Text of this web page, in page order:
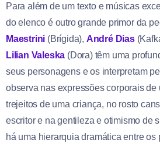
Para além de um texto e músicas
do elenco é outro grande primor da
Maestrini (Brígida), André Dias
Lilian Valeska (Dora) têm uma
seus personagens e os interpretam
observa nas expressões corporais de
trejeitos de uma criança, no rosto
escritor e na gentileza e otimismo de
há uma hierarquia dramática entre os